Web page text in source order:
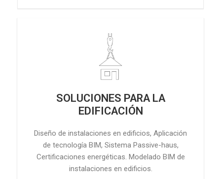
SOLUCIONES PARA LA
EDIFICACIÓN
Diseño de instalaciones en edificios, Aplicación
de tecnología BIM, Sistema Passive-haus,
Certificaciones energéticas. Modelado BIM de
instalaciones en edificios.